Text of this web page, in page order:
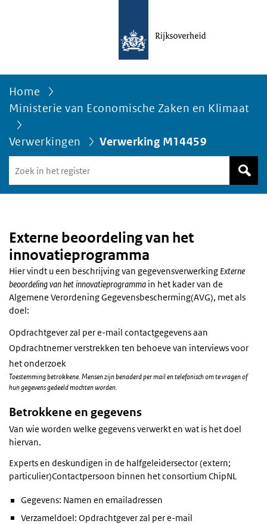
Home
Ministerie van Economische Zaken en Klimaat
Verwerkingen Verwerking M14459
in
het
Externe beoordeling van het
innovatieprogramma
Hier vindt u een beschrijving van gegevensverwerking Externe
beoordeling van het innovatieprogramma in het kader van de
Algemene Verordening Gegevensbescherming(AVG), met als
doel:
Opdrachtgever zal per e-mail contactgegevens aan
Opdrachtnemer verstrekken ten behoeve van interviews voor
het onderzoek
Toestemming betrokkene. Mensen zijn benaderd per mail en telefonisch om te vragen of
hun gegevens gedeeld mochten worden.
Betrokkene en gegevens
Van wie worden welke gegevens verwerkt en wat is het doel
hiervan.
Experts en deskundigen in de halfgeleidersector (extern;
particulier)Contactpersoon binnen het consortium ChipNL
Gegevens: Namen en emailadressen
Verzameldoel: Opdrachtgever zal per e-mail